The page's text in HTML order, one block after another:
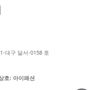
대구 달서-0158 호
호: 아이패션